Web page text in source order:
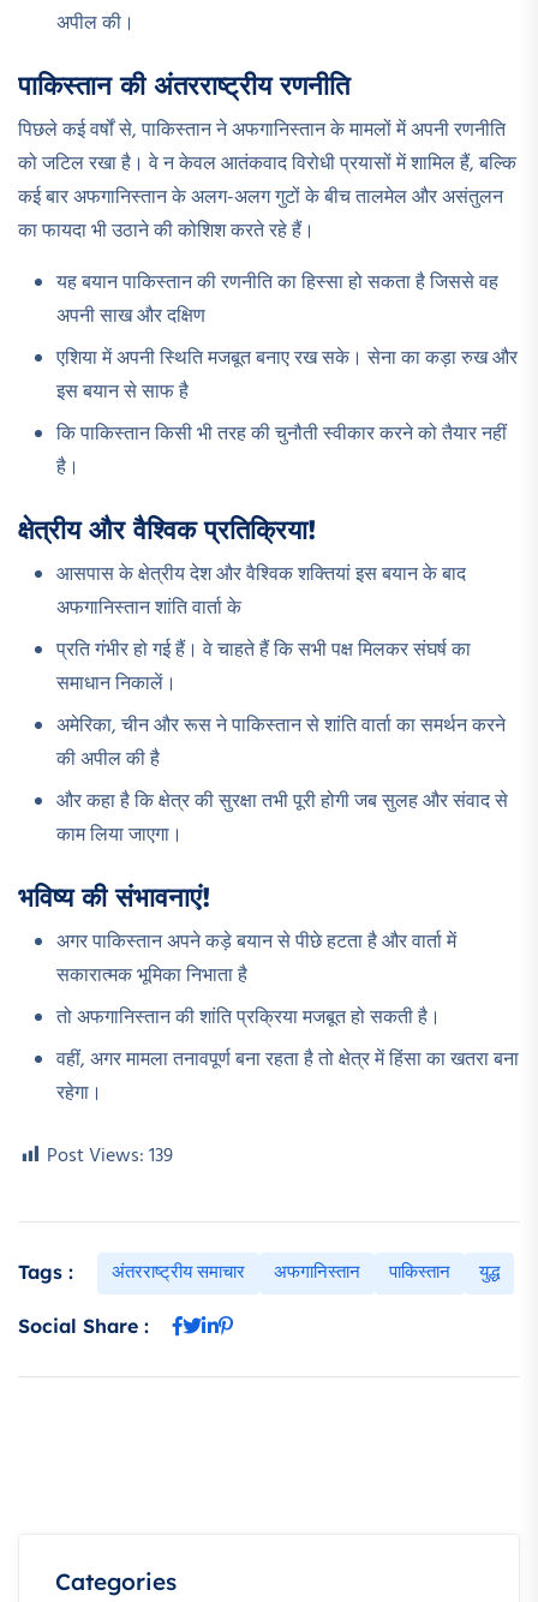
अपील की।
पाकिस्तान की अंतरराष्ट्रीय रणनीति
पिछले कई वर्षों से, पाकिस्तान ने अफगानिस्तान के मामलों में अपनी रणनीति
को जटिल रखा है। वे न केवल आतंकवाद विरोधी प्रयासों में शामिल हैं, बल्कि
कई बार अफगानिस्तान के अलग-अलग गुटों के बीच तालमेल और असंतुलन
का फायदा भी उठाने की कोशिश करते रहे हैं।
यह बयान पाकिस्तान की रणनीति का हिस्सा हो सकता है जिससे वह
अपनी साख और दक्षिण
एशिया में अपनी स्थिति मजबूत बनाए रख सके। सेना का कड़ा रुख और
इस बयान से साफ है
कि पाकिस्तान किसी भी तरह की चुनौती स्वीकार करने को तैयार नहीं
है।
क्षेत्रीय और वैश्विक प्रतिक्रिया!
आसपास के क्षेत्रीय देश और वैश्विक शक्तियां इस बयान के बाद
अफगानिस्तान शांति वार्ता के
प्रति गंभीर हो गई हैं। वे चाहते हैं कि सभी पक्ष मिलकर संघर्ष का
समाधान निकालें।
अमेरिका, चीन और रूस ने पाकिस्तान से शांति वार्ता का समर्थन करने
की अपील की है
और कहा है कि क्षेत्र की सुरक्षा तभी पूरी होगी जब सुलह और संवाद से
काम लिया जाएगा।
भविष्य की संभावनाएं!
अगर पाकिस्तान अपने कड़े बयान से पीछे हटता है और वार्ता में
सकारात्मक भूमिका निभाता है
तो अफगानिस्तान की शांति प्रक्रिया मजबूत हो सकती है।
वहीं, अगर मामला तनावपूर्ण बना रहता है तो क्षेत्र में हिंसा का खतरा बना
रहेगा।
Post Views:139
Tags : अंतरराष्ट्रीय समाचार अफगानिस्तान पाकिस्तान युद्ध
Social Share :
Categories